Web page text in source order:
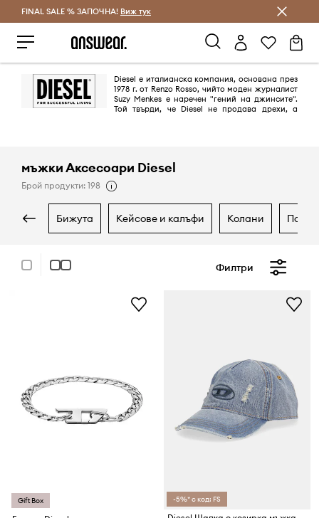
Спестявай с Answear Club
FINAL SALE % ЗАПОЧНА! Виж тук
Diesel е италианска компания, основана през
1978 г. от Renzo Rosso, чийто моден журналист
Suzy Menkes е наречен "гений на джинсите".
Той твърди, че Diesel не продава дрехи, а
мъжки Аксесоари Diesel
Брой продукти: 198
бижута кейсове и калъфи колани
Филтри
Gift Box -5%* с код: FS